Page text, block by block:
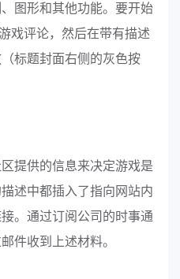
图形和其他功能。要开始
戏评论，然后在带有描述
标题封面右侧的灰色按
提供的信息来决定游戏是
述中都插入了指向网站内
。通过订阅公司的时事通
件收到上述材料。